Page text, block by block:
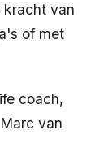
kracht van
of met
coach,
van